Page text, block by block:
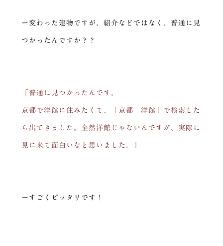
ー変わった建物ですが、紹介などではなく、普通に見
つかったんですか？？
「普通に見つかったんです。
京都で洋館に住みたくて、「京都 洋館」で検索した
ら出てきました。全然洋館じゃないんですが、実際に
見に来て面白いなと思いました。」
ーすごくピッタリです！